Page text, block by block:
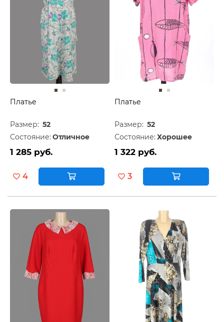
Платье
Размер: 52
Состояние: Отличное
1 285 руб.
4
Платье
Размер: 52
Состояние: Хорошее
1 322 руб.
3